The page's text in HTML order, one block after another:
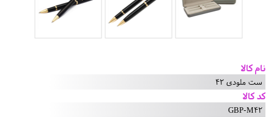
نام کالا
ست ملودی 42
کد کالا
GBP-M42